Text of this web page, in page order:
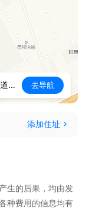
池州市贵池区经济技术开发区清溪大道231号 去导航
添加住址
生的后果，均由发
种费用的信息均有